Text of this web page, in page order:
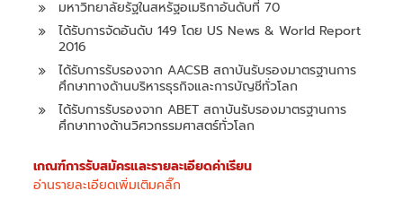
มหาวิทยาลัยรัฐในสหรัฐอเมริกาอันดับที่ 70
ได้รับการจัดอันดับ 149 โดย US News & World Report
2016
ได้รับการรับรองจาก AACSB สถาบันรับรองมาตรฐานการ
ศึกษาทางด้านบริหารธุรกิจและการบัญชีทั่วโลก
ได้รับการรับรองจาก ABET สถาบันรับรองมาตรฐานการ
ศึกษาทางด้านวิศวกรรมศาสตร์ทั่วโลก
เกณฑ์การรับสมัครและรายละเอียดค่าเรียน
อ่านรายละเอียดเพิ่มเติมคลิ๊ก